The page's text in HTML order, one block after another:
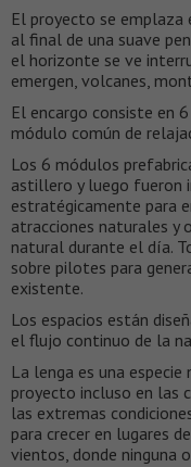
El proyecto se
al final de una suave
el horizonte se ve
emergen, volcanes,
El encargo consiste en
módulo común de
Los 6 módulos
astillero y luego fueron
estratégicamente para
atracciones naturales y
natural durante el día.
sobre pilotes para
existente.
Los espacios están
el flujo continuo de la
La lenga es una
proyecto incluso en las
las extremas
para crecer en lugares
vientos, donde ninguna